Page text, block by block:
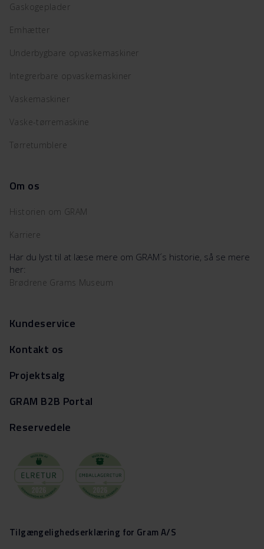
Gaskogeplader
Emhætter
Underbygbare opvaskemaskiner
Integrerbare opvaskemaskiner
Vaskemaskiner
Vaske-tørremaskine
Tørretumblere
Om os
Historien om GRAM
Karriere
Har du lyst til at læse mere om GRAM´s historie, så se mere
her:
Brødrene Grams Museum
Kundeservice
Kontakt os
Projektsalg
GRAM B2B Portal
Reservedele
Tilgængelighedserklæring for Gram A/S